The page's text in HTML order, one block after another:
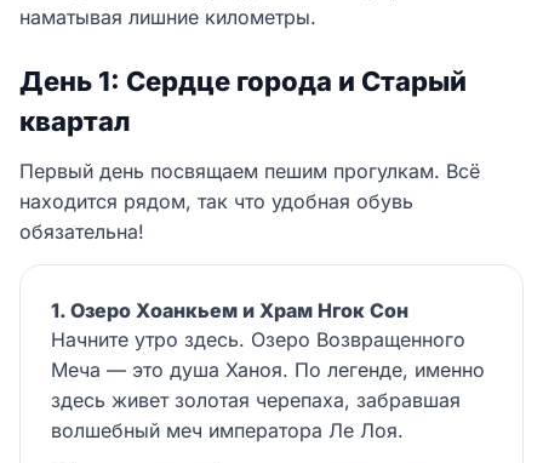
наматывая лишние километры.
День 1: Сердце города и Старый
квартал
Первый день посвящаем пешим прогулкам. Всё
находится рядом, так что удобная обувь
обязательна!
1. Озеро Хоанкьем и Храм Нгок Сон
Начните утро здесь. Озеро Возвращенного
Меча — это душа Ханоя. По легенде, именно
здесь живет золотая черепаха, забравшая
волшебный меч императора Ле Лоя.